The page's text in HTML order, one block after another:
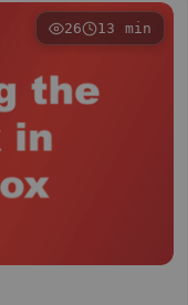
26 13 min